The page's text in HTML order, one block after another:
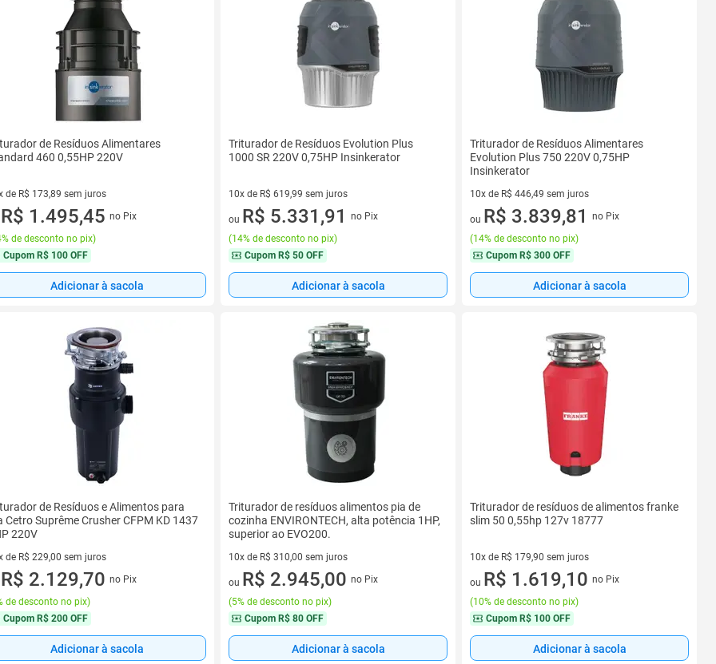
de Resíduos Alimentares
460 0,55HP 220V
de R$ 173,89 sem juros
vez de R$ 173,89 sem juros
R$ 1.495,45 no Pix
de desconto no pix)
Cupom R$ 100 OFF
Adicionar à sacola
Triturador de Resíduos Evolution Plus
1000 SR 220V 0,75HP Insinkerator
10x de R$ 619,99 sem juros
10 vez de R$ 619,99 sem juros
ou R$ 5.331,91
no Pix
(14% de desconto no pix)
Cupom R$ 50 OFF
Adicionar à sacola
Triturador de Resíduos Alimentares
Evolution Plus 750 220V 0,75HP
Insinkerator
10x de R$ 446,49 sem juros
10 vez de R$ 446,49 sem juros
ou R$ 3.839,81
no Pix
(14% de desconto no pix)
Cupom R$ 300 OFF
Adicionar à sacola
de Resíduos e Alimentos para
Cetro Suprême Crusher CFPM KD 1437
220V
de R$ 229,00 sem juros
vez de R$ 229,00 sem juros
R$ 2.129,70 no Pix
de desconto no pix)
Cupom R$ 200 OFF
Adicionar à sacola
Triturador de resíduos alimentos pia de
cozinha ENVIRONTECH, alta potência 1HP,
superior ao EVO200.
10x de R$ 310,00 sem juros
10 vez de R$ 310,00 sem juros
ou R$ 2.945,00 no Pix
(5% de desconto no pix)
Cupom R$ 80 OFF
Adicionar à sacola
Triturador de resíduos de alimentos franke
slim 50 0,55hp 127v 18777
10x de R$ 179,90 sem juros
10 vez de R$ 179,90 sem juros
ou R$ 1.619,10 no Pix
(10% de desconto no pix)
Cupom R$ 100 OFF
Adicionar à sacola